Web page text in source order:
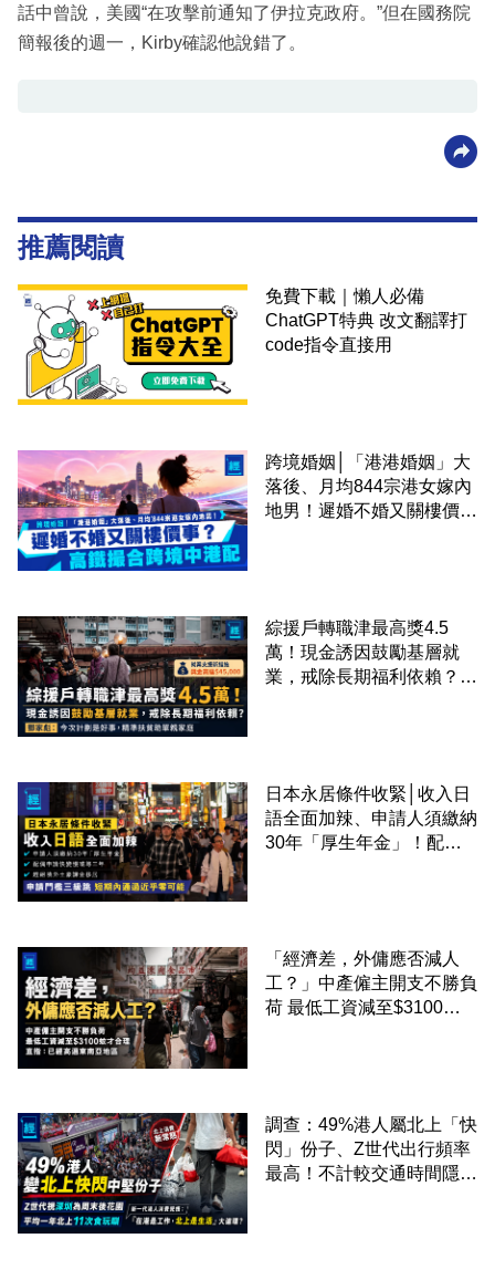
話中曾說，美國“在攻擊前通知了伊拉克政府。”但在國務院
簡報後的週一，Kirby確認他說錯了。
推薦閱讀
免費下載｜懶人必備
ChatGPT特典 改文翻譯打
code指令直接用
跨境婚姻│「港港婚姻」大
落後、月均844宗港女嫁內
地男！遲婚不婚又關樓價
綜援戶轉職津最高獎4.5
萬！現金誘因鼓勵基層就
業，戒除長期福利依賴？鄧
日本永居條件收緊│收入日
語全面加辣、申請人須繳納
30年「厚生年金」！配偶
「經濟差，外傭應否減人
工？」中產僱主開支不勝負
荷 最低工資減至$3100蚊
調查：49%港人屬北上「快
閃」份子、Z世代出行頻率
最高！不計較交通時間隱形